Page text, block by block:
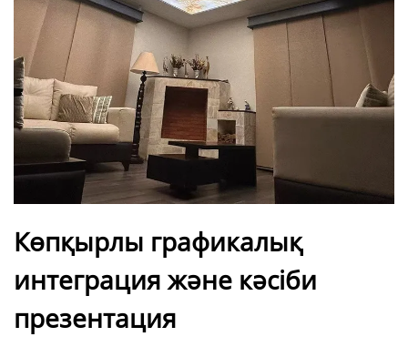
Көпқырлы графикалық
интеграция және кәсіби
презентация